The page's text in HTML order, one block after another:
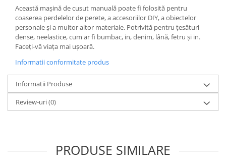
Birotica & Papetarie
Console, Jocuri & Accesorii
Ingrijire personala & Cosmetice
Accesorii aparate de ras electrice
Accesorii aparate hair styling
Aparate & Accesorii ingrijire
personala
Aparate cosmetice
Articole Sanatate si Wellness
Această mașină de cusut manuală poate fi folosită pentru
coaserea perdelelor de perete, a accesoriilor DIY, a obiectelor
personale și a multor altor materiale. Potrivită pentru țesături
dense, neelastice, cum ar fi bumbac, in, denim, lână, fetru și in.
Faceți-vă viața mai ușoară.
Informatii conformitate produs
Informatii Produse
Review-uri(0)
PRODUSE SIMILARE